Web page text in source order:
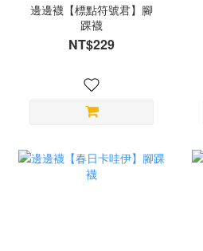
邊邊襪【標點符號君】腳
踝襪
NT$229